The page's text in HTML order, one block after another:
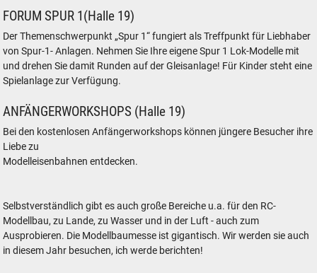
FORUM SPUR 1(Halle 19)
Der Themenschwerpunkt „Spur 1“ fungiert als Treffpunkt für Liebhaber
von Spur-1- Anlagen. Nehmen Sie Ihre eigene Spur 1 Lok-Modelle mit
und drehen Sie damit Runden auf der Gleisanlage! Für Kinder steht eine
Spielanlage zur Verfügung.
ANFÄNGERWORKSHOPS (Halle 19)
Bei den kostenlosen Anfängerworkshops können jüngere Besucher ihre
Liebe zu
Modelleisenbahnen entdecken.
Selbstverständlich gibt es auch große Bereiche u.a. für den RC-
Modellbau, zu Lande, zu Wasser und in der Luft - auch zum
Ausprobieren. Die Modellbaumesse ist gigantisch. Wir werden sie auch
in diesem Jahr besuchen, ich werde berichten!